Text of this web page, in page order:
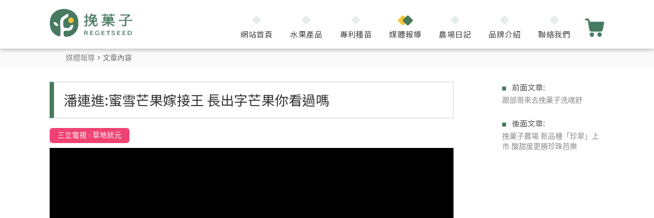
網站首頁 水果產品 專利種苗 媒體報導 農場日記 品牌介紹 聯絡我們
媒體報導 > 文章內容
潘連進:蜜雪芒果嫁接王 長出字芒果你看過嗎
三立電視 : 草地狀元
前面文章:
跟邰哥來去挽菓子洗魂舒
後面文章:
挽菓子農場 新品種「珍翠」上
市 酸甜度更勝珍珠芭樂